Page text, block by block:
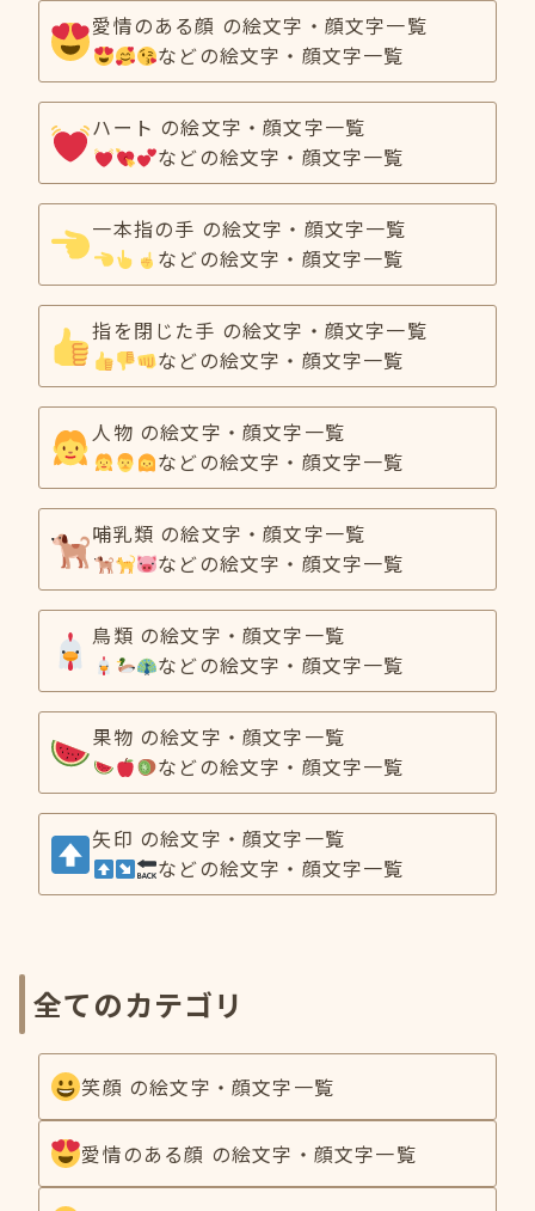
愛情のある顔 の絵文字・顔文字一覧
などの絵文字・顔文字一覧
ハート の絵文字・顔文字一覧
などの絵文字・顔文字一覧
一本指の手 の絵文字・顔文字一覧
などの絵文字・顔文字一覧
指を閉じた手 の絵文字・顔文字一覧
などの絵文字・顔文字一覧
人物 の絵文字・顔文字一覧
などの絵文字・顔文字一覧
哺乳類 の絵文字・顔文字一覧
などの絵文字・顔文字一覧
鳥類 の絵文字・顔文字一覧
などの絵文字・顔文字一覧
果物 の絵文字・顔文字一覧
などの絵文字・顔文字一覧
矢印 の絵文字・顔文字一覧
などの絵文字・顔文字一覧
全てのカテゴリ
笑顔 の絵文字・顔文字一覧
愛情のある顔 の絵文字・顔文字一覧